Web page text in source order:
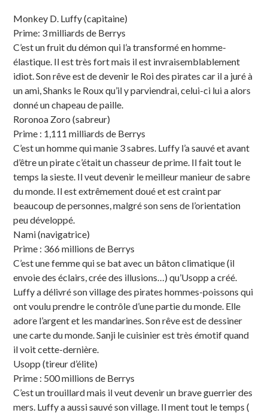
Monkey D. Luffy (capitaine)
Prime: 3 milliards de Berrys
C’est un fruit du démon qui l’a transformé en homme-
élastique. Il est très fort mais il est invraisemblablement
idiot. Son rêve est de devenir le Roi des pirates car il a juré à
un ami, Shanks le Roux qu’il y parviendrai, celui-ci lui a alors
donné un chapeau de paille.
Roronoa Zoro (sabreur)
Prime : 1,111 milliards de Berrys
C’est un homme qui manie 3 sabres. Luffy l’a sauvé et avant
d’être un pirate c’était un chasseur de prime. Il fait tout le
temps la sieste. Il veut devenir le meilleur manieur de sabre
du monde. Il est extrêmement doué et est craint par
beaucoup de personnes, malgré son sens de l’orientation
peu développé.
Nami (navigatrice)
Prime : 366 millions de Berrys
C’est une femme qui se bat avec un bâton climatique (il
envoie des éclairs, crée des illusions…) qu’Usopp a créé.
Luffy a délivré son village des pirates hommes-poissons qui
ont voulu prendre le contrôle d’une partie du monde. Elle
adore l’argent et les mandarines. Son rêve est de dessiner
une carte du monde. Sanji le cuisinier est très émotif quand
il voit cette-dernière.
Usopp (tireur d’élite)
Prime : 500 millions de Berrys
C’est un trouillard mais il veut devenir un brave guerrier des
mers. Luffy a aussi sauvé son village. Il ment tout le temps (